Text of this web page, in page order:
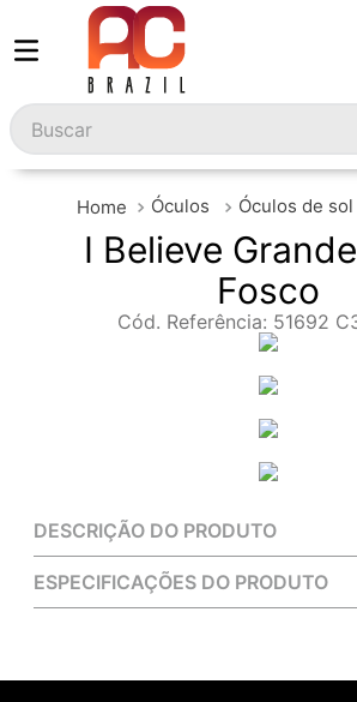
Buscar
Óculos Óculos de sol
I Believe
Fosco
Cód. Referência: 51692
DESCRIÇÃO DO PRODUTO
ESPECIFICAÇÕES DO PRODUTO